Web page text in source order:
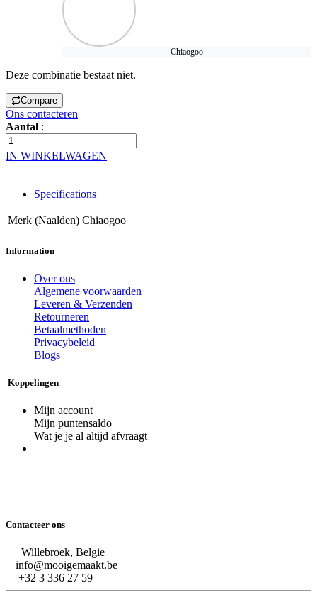
Chiaogoo
Deze combinatie bestaat niet.
Compare
Ons contacteren
Aantal :
IN WINKELWAGEN
Specifications
Merk (Naalden) Chiaogoo
Information
Over ons
Algemene voorwaarden
Leveren & Verzenden
Retourneren
Betaalmethoden
Privacybeleid
Blogs
Koppelingen
Mijn account
Mijn puntensaldo
Wat je je al altijd afvraagt
Contacteer ons
Willebroek, Belgie
info@mooigemaakt.be
+32 3 336 27 59